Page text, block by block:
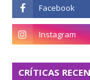
CRÍTICAS